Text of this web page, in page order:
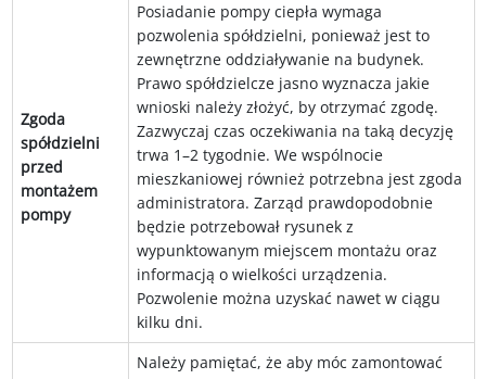
Zgoda
spółdzielni
przed
montażem
pompy
Posiadanie pompy ciepła wymaga
pozwolenia spółdzielni, ponieważ jest to
zewnętrzne oddziaływanie na budynek.
Prawo spółdzielcze jasno wyznacza jakie
wnioski należy złożyć, by otrzymać zgodę.
Zazwyczaj czas oczekiwania na taką decyzję
trwa 1–2 tygodnie. We wspólnocie
mieszkaniowej również potrzebna jest zgoda
administratora. Zarząd prawdopodobnie
będzie potrzebował rysunek z
wypunktowanym miejscem montażu oraz
informacją o wielkości urządzenia.
Pozwolenie można uzyskać nawet w ciągu
kilku dni.
Należy pamiętać, że aby móc zamontować